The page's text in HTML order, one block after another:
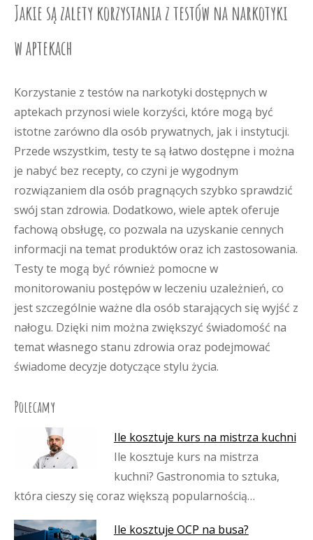
Jakie są zalety korzystania z testów na narkotyki
w aptekach
Korzystanie z testów na narkotyki dostępnych w
aptekach przynosi wiele korzyści, które mogą być
istotne zarówno dla osób prywatnych, jak i instytucji.
Przede wszystkim, testy te są łatwo dostępne i można
je nabyć bez recepty, co czyni je wygodnym
rozwiązaniem dla osób pragnących szybko sprawdzić
swój stan zdrowia. Dodatkowo, wiele aptek oferuje
fachową obsługę, co pozwala na uzyskanie cennych
informacji na temat produktów oraz ich zastosowania.
Testy te mogą być również pomocne w
monitorowaniu postępów w leczeniu uzależnień, co
jest szczególnie ważne dla osób starających się wyjść z
nałogu. Dzięki nim można zwiększyć świadomość na
temat własnego stanu zdrowia oraz podejmować
świadome decyzje dotyczące stylu życia.
Polecamy
Ile kosztuje kurs na mistrza kuchni
Ile kosztuje kurs na mistrza
kuchni? Gastronomia to sztuka,
która cieszy się coraz większą popularnością…
Ile kosztuje OCP na busa?